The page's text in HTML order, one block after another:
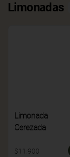
Limonadas
Limonada
Cerezada
$11.900